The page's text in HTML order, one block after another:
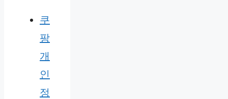
쿠
팡
개
인
정